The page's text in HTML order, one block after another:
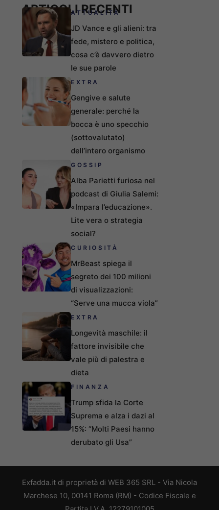
ARTICOLI RECENTI
ATTUALITÀ
JD Vance e gli alieni: tra
fede, mistero e politica,
cosa c’è davvero dietro
le sue parole
EXTRA
Gengive e salute
generale: perché la
bocca è uno specchio
(sottovalutato)
dell’intero organismo
GOSSIP
Alba Parietti furiosa nel
podcast di Giulia Salemi:
«Impara l’educazione».
Lite vera o strategia
social?
CURIOSITÀ
MrBeast spiega il
segreto dei 100 milioni
di visualizzazioni:
“Serve una mucca viola”
EXTRA
Longevità maschile: il
fattore invisibile che
vale più di palestra e
dieta
FINANZA
Trump sfida la Corte
Suprema e alza i dazi al
15%: “Molti Paesi hanno
derubato gli Usa”
Exfadda.it di proprietà di WEB 365 SRL - Via Nicola
Marchese 10, 00141 Roma (RM) - Codice Fiscale e